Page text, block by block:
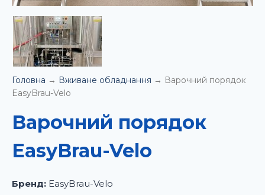
Головна → Вживане обладнання → Варочний порядок
EasyBrau-Velo
Варочний порядок
EasyBrau-Velo
Бренд: EasyBrau-Velo